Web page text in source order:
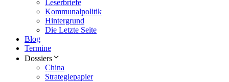
Leserbriefe
Kommunalpolitik
Hintergrund
Die Letzte Seite
Blog
Termine
Dossiers
China
Strategiepapier